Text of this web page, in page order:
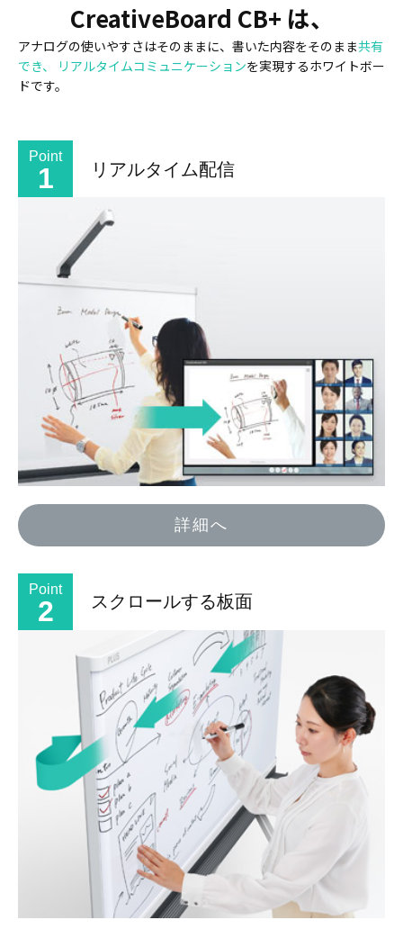
CreativeBoard CB+ は、
アナログの使いやすさはそのままに、書いた内容をそのまま共有
でき、
リアルタイムコミュニケーションを実現するホワイトボー
ドです。
Point
1 リアルタイム配信
詳細へ
Point
2 スクロールする板面